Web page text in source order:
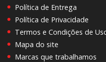
Política de Entrega
Política de Privacidade
Termos e Condições de
Mapa do site
Marcas que trabalhamos